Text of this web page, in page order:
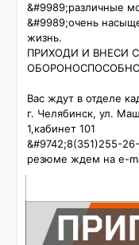
&#9989;различные
&#9989;очень
жизнь.
ПРИХОДИ И ВНЕСИ
Вас ждут в отделе
г. Челябинск, ул.
1,кабинет 101
&#9742;️8(351)255-
резюме ждем на e-